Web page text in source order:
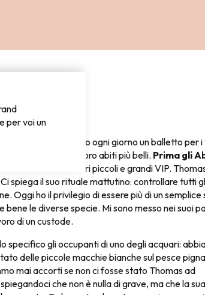
per voi un
L’ABISSO
i VIP presentano ogni giorno un balletto per
continuo, con i loro abiti più belli. Prima gli
Aurélie e altri piccoli e grandi VIP.
spiega il suo rituale mattutino: controllare tutti
Oggi ho il privilegio di essere più di un
bene le diverse specie. Mi sono messo nei suoi
di un custode.
specifico gli occupanti di uno degli acquari:
delle piccole macchie bianche sul pesce
mai accorti se non ci fosse stato Thomas ad
che non è nulla di grave, ma che la